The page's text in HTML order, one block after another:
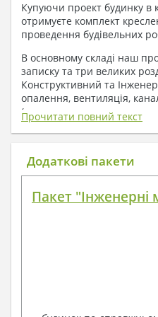
Купуючи проект будинку в
отримуєте комплект
проведення будівельних
В основному складі наш
записку та три великих
Конструктивний та
опалення, вентиляція,
( купується за додаткову
1. До складу
входять:
План покрівлі
Фасади з даними
Елементи прорізів
Дані перемичок –
Обсяги основних
Архітектурні
Прочитати повний текст
Додаткові пакети
Пакет "Інженерні